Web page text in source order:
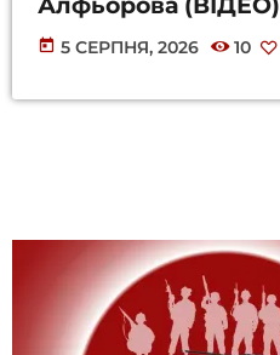
Алфьорова (ВІДЕО)
today 5 СЕРПНЯ, 2026 10